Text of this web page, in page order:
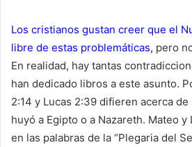
Los cristianos gustan creer que el
libre de estas problemáticas, pero
En realidad, hay tantas
han dedicado libros a este asunto.
2:14 y Lucas 2:39 difieren acerca
huyó a Egipto o a Nazareth. Mateo
en las palabras de la “Plegaria del